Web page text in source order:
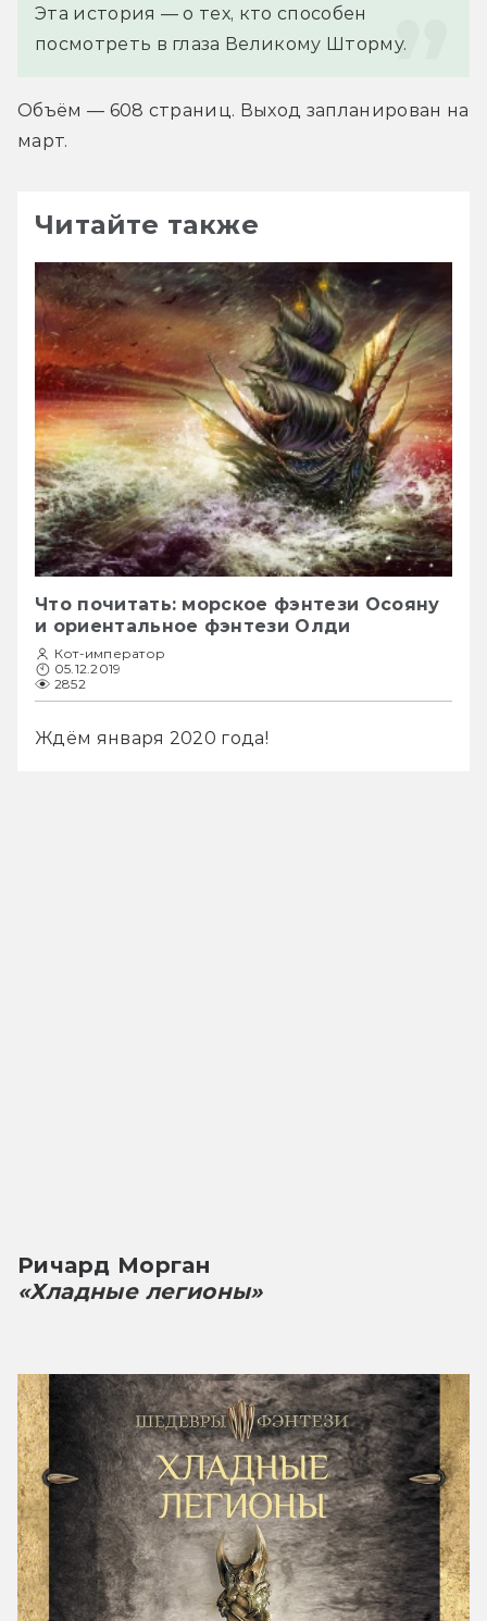
Эта история — о тех, кто способен
посмотреть в глаза Великому Шторму.
Объём — 608 страниц. Выход запланирован на
март.
Читайте также
Что почитать: морское фэнтези Осояну
и ориентальное фэнтези Олди
Кот-император
05.12.2019
2852
Ждём января 2020 года!
Ричард Морган
«Хладные легионы»